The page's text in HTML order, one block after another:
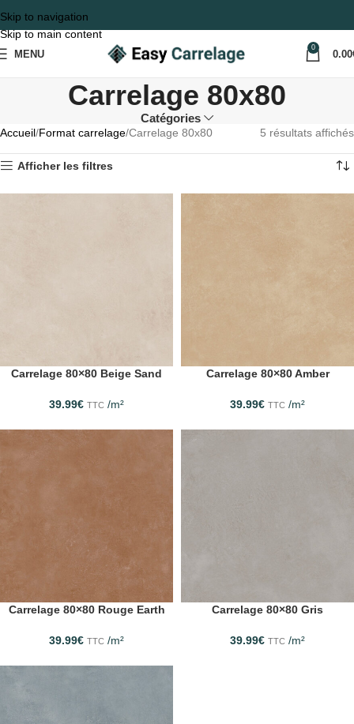
Skip to navigation
Skip to main content
MENU
0
0.00
Carrelage 80x80
Catégories
Accueil Format carrelage Carrelage 80x80 5 résultats affichés
Afficher les filtres
Carrelage 80×80 Beige Sand
39.99€ TTC /m²
Carrelage 80×80 Amber
39.99€ TTC /m²
Carrelage 80×80 Rouge Earth
39.99€ TTC /m²
Carrelage 80×80 Gris
39.99€ TTC /m²